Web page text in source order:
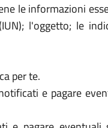
le informazioni
l'oggetto; le
per te.
e pagare